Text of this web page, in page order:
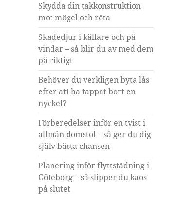
Skydda din takkonstruktion
mot mögel och röta
Skadedjur i källare och på
vindar – så blir du av med dem
på riktigt
Behöver du verkligen byta lås
efter att ha tappat bort en
nyckel?
Förberedelser inför en tvist i
allmän domstol – så ger du dig
själv bästa chansen
Planering inför flyttstädning i
Göteborg – så slipper du kaos
på slutet